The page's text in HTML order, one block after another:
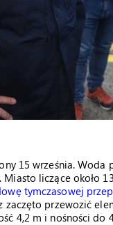
15 września.
liczące około
tymczasowej
zaczęto przewozić
4,2 m i nośności do